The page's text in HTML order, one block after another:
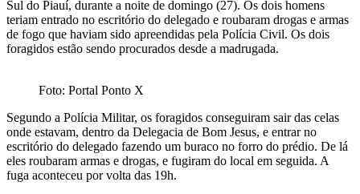
Sul do Piauí, durante a noite de domingo (27). Os dois homens
teriam entrado no escritório do delegado e roubaram drogas e armas
de fogo que haviam sido apreendidas pela Polícia Civil. Os dois
foragidos estão sendo procurados desde a madrugada.
Foto: Portal Ponto X
Segundo a Polícia Militar, os foragidos conseguiram sair das celas
onde estavam, dentro da Delegacia de Bom Jesus, e entrar no
escritório do delegado fazendo um buraco no forro do prédio. De lá
eles roubaram armas e drogas, e fugiram do local em seguida. A
fuga aconteceu por volta das 19h.